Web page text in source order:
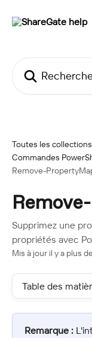
Toutes les collections
Commandes
Remove-
Supprimez une
propriétés avec
Mis à jour il y a plus
Table des
Remarque :